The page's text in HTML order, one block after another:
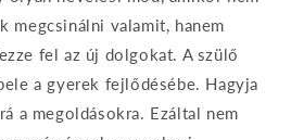
megcsinálni valamit, hanem
fel az új dolgokat. A szülő
a gyerek fejlődésébe. Hagyja
a megoldásokra. Ezáltal nem